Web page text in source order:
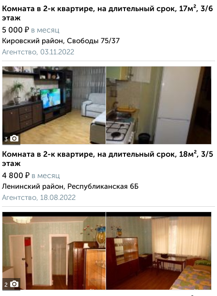
Комната в 2-к квартире, на длительный срок, 17м², 3/6
этаж
5 000 ₽ в месяц
Кировский район, Свободы 75/37
Агентство, 03.11.2022
3
Комната в 2-к квартире, на длительный срок, 18м², 3/5
этаж
4 800 ₽ в месяц
Ленинский район, Республиканская 6Б
Агентство, 18.08.2022
2